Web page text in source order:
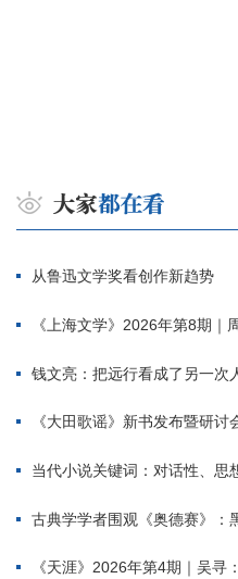
从鲁迅文学奖看创作新趋势
《上海文学》2026年第8期｜
钱文亮：把远行看成了另一次
《大田歌谣》新书发布暨研讨
当代小说关键词：对话性、思
古典学学者围观《奥德赛》：黑白
《天涯》2026年第4期｜吴寻